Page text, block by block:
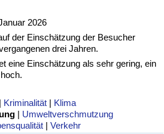
2026
der Einschätzung der Besucher
drei Jahren.
eine Einschätzung als sehr gering, ein
| Kriminalität | Klima
| Umweltverschmutzung
|Verkehr
Index (aktuell)
Index nach Land